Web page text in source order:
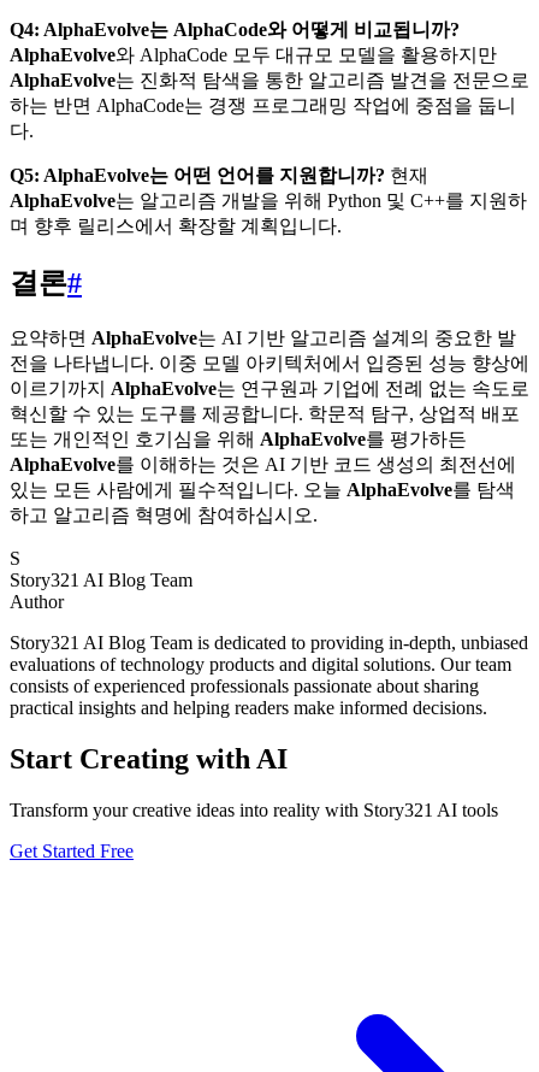
Q4: AlphaEvolve는 AlphaCode와 어떻게 비교됩니까?
AlphaEvolve와 AlphaCode 모두 대규모 모델을 활용하지만
AlphaEvolve는 진화적 탐색을 통한 알고리즘 발견을 전문으로
하는 반면 AlphaCode는 경쟁 프로그래밍 작업에 중점을 둡니
다.
Q5: AlphaEvolve는 어떤 언어를 지원합니까? 현재
AlphaEvolve는 알고리즘 개발을 위해 Python 및 C++를 지원하
며 향후 릴리스에서 확장할 계획입니다.
결론#
요약하면 AlphaEvolve는 AI 기반 알고리즘 설계의 중요한 발
전을 나타냅니다. 이중 모델 아키텍처에서 입증된 성능 향상에
이르기까지 AlphaEvolve는 연구원과 기업에 전례 없는 속도로
혁신할 수 있는 도구를 제공합니다. 학문적 탐구, 상업적 배포
또는 개인적인 호기심을 위해 AlphaEvolve를 평가하든
AlphaEvolve를 이해하는 것은 AI 기반 코드 생성의 최전선에
있는 모든 사람에게 필수적입니다. 오늘 AlphaEvolve를 탐색
하고 알고리즘 혁명에 참여하십시오.
S
Story321 AI Blog Team
Author
Story321 AI Blog Team is dedicated to providing in-depth, unbiased
evaluations of technology products and digital solutions. Our team
consists of experienced professionals passionate about sharing
practical insights and helping readers make informed decisions.
Start Creating with AI
Transform your creative ideas into reality with Story321 AI tools
Get Started Free